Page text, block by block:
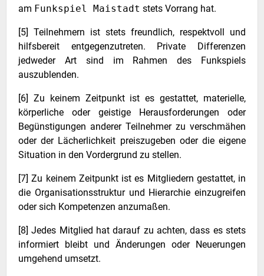
am Funkspiel Maistadt stets Vorrang hat.
[5] Teilnehmern ist stets freundlich, respektvoll und
hilfsbereit entgegenzutreten. Private Differenzen
jedweder Art sind im Rahmen des Funkspiels
auszublenden.
[6] Zu keinem Zeitpunkt ist es gestattet, materielle,
körperliche oder geistige Herausforderungen oder
Begünstigungen anderer Teilnehmer zu verschmähen
oder der Lächerlichkeit preiszugeben oder die eigene
Situation in den Vordergrund zu stellen.
[7] Zu keinem Zeitpunkt ist es Mitgliedern gestattet, in
die Organisationsstruktur und Hierarchie einzugreifen
oder sich Kompetenzen anzumaßen.
[8] Jedes Mitglied hat darauf zu achten, dass es stets
informiert bleibt und Änderungen oder Neuerungen
umgehend umsetzt.